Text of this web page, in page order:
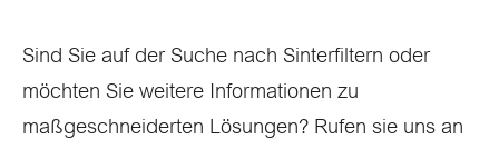
Sind Sie auf der Suche nach Sinterfiltern oder
möchten Sie weitere Informationen zu
maßgeschneiderten Lösungen? Rufen sie uns an